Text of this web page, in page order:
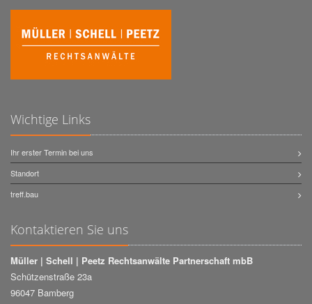
Wichtige Links
Ihr erster Termin bei uns
Standort
treff.bau
Kontaktieren Sie uns
Müller | Schell | Peetz Rechtsanwälte Partnerschaft mbB
Schützenstraße 23a
96047 Bamberg